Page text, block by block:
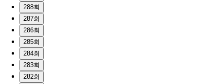
288회
287회
286회
285회
284회
283회
282회